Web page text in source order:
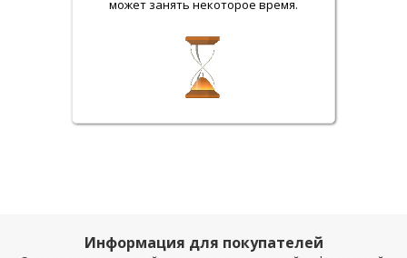
может занять некоторое время.
Информация для покупателей